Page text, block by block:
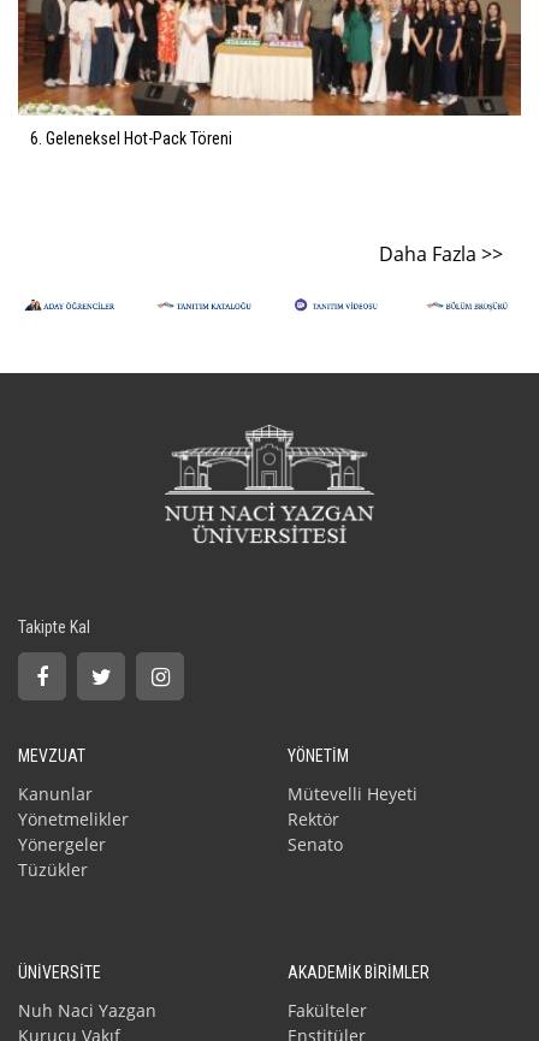
Hot-Pack Töreni
Daha Fazla >>
Takipte Kal
MEVZUAT
Kanunlar
Yönetmelikler
Yönergeler
Tüzükler
YÖNETİM
Mütevelli Heyeti
Rektör
Senato
ÜNİVERSİTE
Nuh Naci Yazgan
Kurucu Vakıf
AKADEMİK BİRİMLER
Fakülteler
Enstitüler